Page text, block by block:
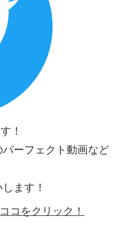
！
ーフェクト動画など
ます！
コをクリック！